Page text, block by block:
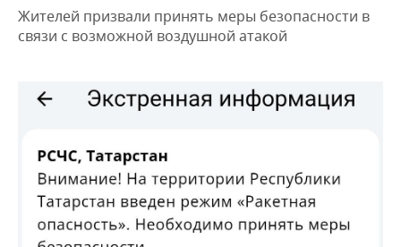
ДЕКЛАРАЦИИ О ДОХОДАХ
КОРОЛИ ГОСЗАКАЗА ПФО
ВУЗЫ ТАТАРСТАНА
ТАТАРСТАНА
НОВОСТИ ЭКОНОМИКИ
БАНКИ
ИНВЕСТИЦИИ
ПРОМЫШЛЕННОСТЬ
АГРОПРОМ
НЕФТЕХИМИЯ
НЕФТЬ
НОВОСТИ НЕДВИЖИМОСТИ
АВТО
НОВОСТИ БИЗНЕСА
РОЗНИЧНАЯ ТОРГОВЛЯ
ТЕХНОЛОГИИ
НОВОСТИ ТЕХНОЛОГИЙ
МЕРОПРИЯТИЯ
Жителей призвали принять меры безопасности в
связи с возможной воздушной атакой